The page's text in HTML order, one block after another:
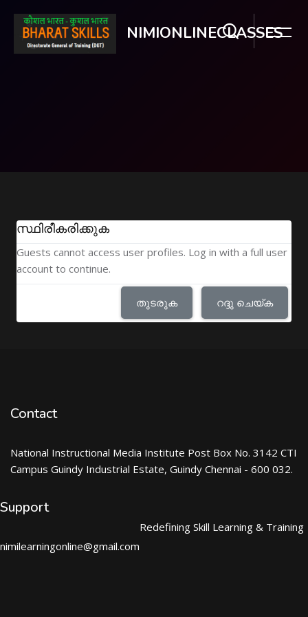
NIMIONLINECLASSES
സ്ഥിരീകരിക്കുക
Guests cannot access user profiles. Log in with a full user
account to continue.
തുടരുക റദ്ദു ചെയ്ക
Contact
National Instructional Media Institute Post Box No. 3142 CTI
Campus Guindy Industrial Estate, Guindy Chennai - 600 032.
Support
nimilearningonline@gmail.com
Redefining Skill Learning & Training